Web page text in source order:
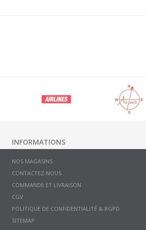
INFORMATIONS
NOS MAGASINS
CONTACTEZ-NOUS
COMMANDE ET LIVRAISON
CGV
POLITIQUE DE CONFIDENTIALITÉ & RGPD
SITEMAP